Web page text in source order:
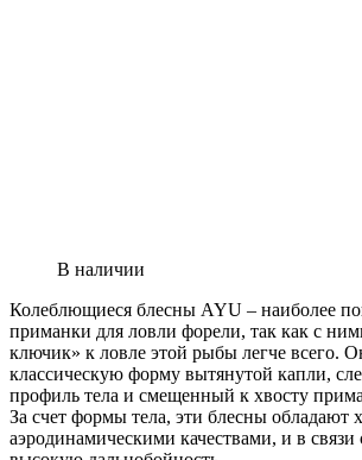
В наличии
Колеблющиеся блесны AYU – наиболее
приманки для ловли форели, так как с
ключик» к ловле этой рыбы легче всего.
классическую форму вытянутой капли,
профиль тела и смещенный к хвосту
За счет формы тела, эти блесны обладают
аэродинамическими качествами, и в